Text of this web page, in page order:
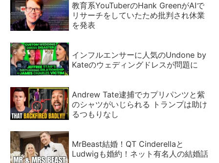
教育系YouTuberのHank GreenがAIで
リサーチをしていたため批判され休業
を発表
インフルエンサーに人気のUndone by
Kateのウェディングドレスが問題に
Andrew Tate逮捕でカプリパンツと紫
のシャツがいじられる トランプは助け
るつもりなし
MrBeast結婚！QT Cinderellaと
Ludwigも婚約！ネット有名人の結婚話